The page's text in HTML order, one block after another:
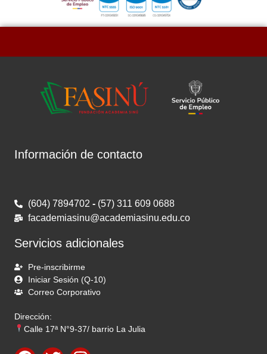
Información de contacto
(604) 7894702 -(57) 311 609 0688
facademiasinu@academiasinu.edu.co
Servicios adicionales
Pre-inscribirme
Iniciar Sesión (Q-10)
Correo Corporativo
Dirección:
Calle 17ª N°9-37/ barrio La Julia